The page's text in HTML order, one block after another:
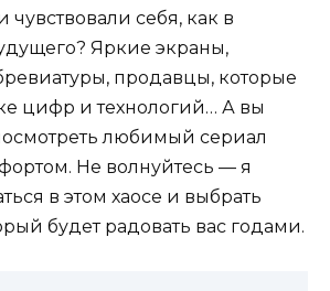
чувствовали себя, как в
Яркие экраны,
продавцы, которые
цифр и технологий… А вы
любимый сериал
Не волнуйтесь — я
в этом хаосе и выбрать
будет радовать вас годами.